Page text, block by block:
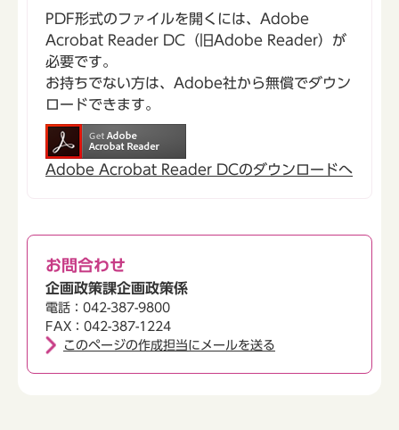
PDF形式のファイルを開くには、Adobe
Acrobat Reader DC（旧Adobe Reader）が
必要です。
お持ちでない方は、Adobe社から無償でダウン
ロードできます。
Adobe Acrobat Reader DCのダウンロードへ
お問合わせ
企画政策課企画政策係
電話：042-387-9800
FAX：042-387-1224
このページの作成担当にメールを送る